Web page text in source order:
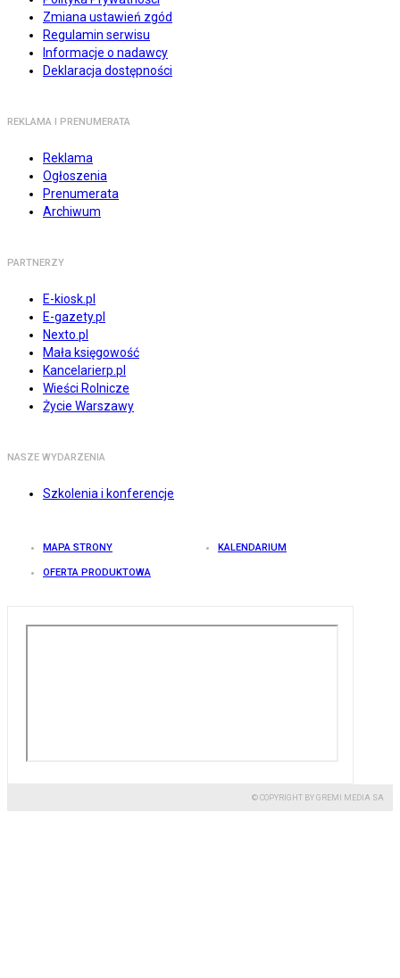
Zmiana ustawień zgód
Regulamin serwisu
Informacje o nadawcy
Deklaracja dostępności
REKLAMA I PRENUMERATA
Reklama
Ogłoszenia
Prenumerata
Archiwum
PARTNERZY
E-kiosk.pl
E-gazety.pl
Nexto.pl
Mała księgowość
Kancelarierp.pl
Wieści Rolnicze
Życie Warszawy
NASZE WYDARZENIA
Szkolenia i konferencje
MAPA STRONY KALENDARIUM
OFERTA PRODUKTOWA
© COPYRIGHT BY GREMI MEDIA SA